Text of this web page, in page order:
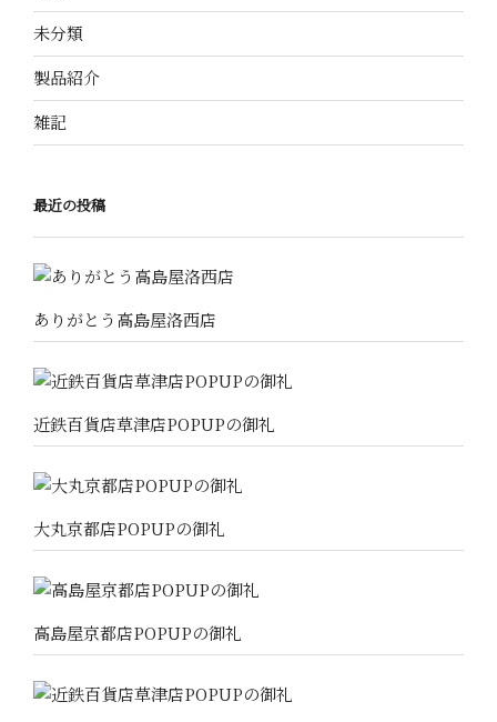
未分類
製品紹介
雑記
最近の投稿
ありがとう高島屋洛西店
近鉄百貨店草津店POPUPの御礼
大丸京都店POPUPの御礼
高島屋京都店POPUPの御礼